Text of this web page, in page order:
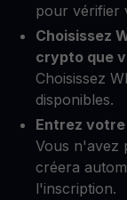
pour vérifier
Choisissez
crypto que
Choisissez
disponibles.
Entrez
Vous n'avez
créera
l'inscription.